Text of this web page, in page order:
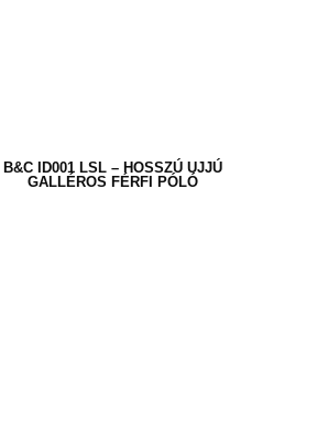
B&C ID001 LSL – HOSSZÚ UJJÚ
GALLÉROS FÉRFI PÓLÓ